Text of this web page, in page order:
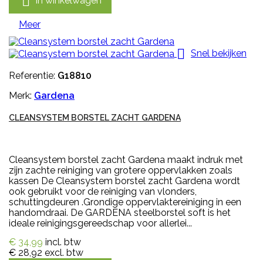
Meer
 Snel bekijken
Referentie: G18810
Merk: Gardena
CLEANSYSTEM BORSTEL ZACHT GARDENA
Cleansystem borstel zacht Gardena maakt indruk met
zijn zachte reiniging van grotere oppervlakken zoals
kassen De Cleansystem borstel zacht Gardena wordt
ook gebruikt voor de reiniging van vlonders,
schuttingdeuren .Grondige oppervlaktereiniging in een
handomdraai. De GARDENA steelborstel soft is het
ideale reinigingsgereedschap voor allerlei...
€ 34,99 incl. btw
€ 28,92 excl. btw